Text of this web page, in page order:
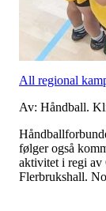
All regional
Av: Håndball.
følger også
aktivitet i regi av
Flerbrukshall.